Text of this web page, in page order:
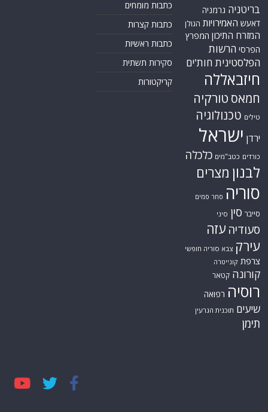
בריטניה גרמניה
דאעש האמירויות הגולן
המזרח התיכון המפרץ
הפרסי הרשות
הפלסטינית חות'ים
חיזבאללה
חמאס טורקיה
טילים טכנולוגיה
ירדן ישראל
כורדים כטב"מים כלכלה
לבנון מצרים
סוריה סחר סמים
סייבר סין סיני
סעודיה עזה
עירק צבא סוריה חופשי
צרפת קונייטרה
קורונה קטאר
רוסיה רפואה
שיעים תוכנית הגרעין
תימן
כתבות מומחים
כתבות קצרות
כתבות ראשיות
סקירות תשתית
קריקטורות